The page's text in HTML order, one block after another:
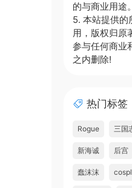
的与商业用途。
5. 本站提供的
用，版权归原
参与任何商业
之内删除!
热门标签
Rogue 三国
新海诚 后宫
蠢沫沫